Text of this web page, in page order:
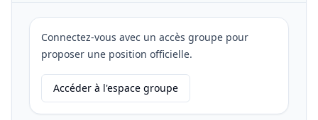
Connectez-vous avec un accès groupe pour
proposer une position officielle.
Accéder à l'espace groupe